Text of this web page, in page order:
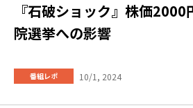
『石破ショック』株価
院選挙への影響
番組レポ 10/1, 2024